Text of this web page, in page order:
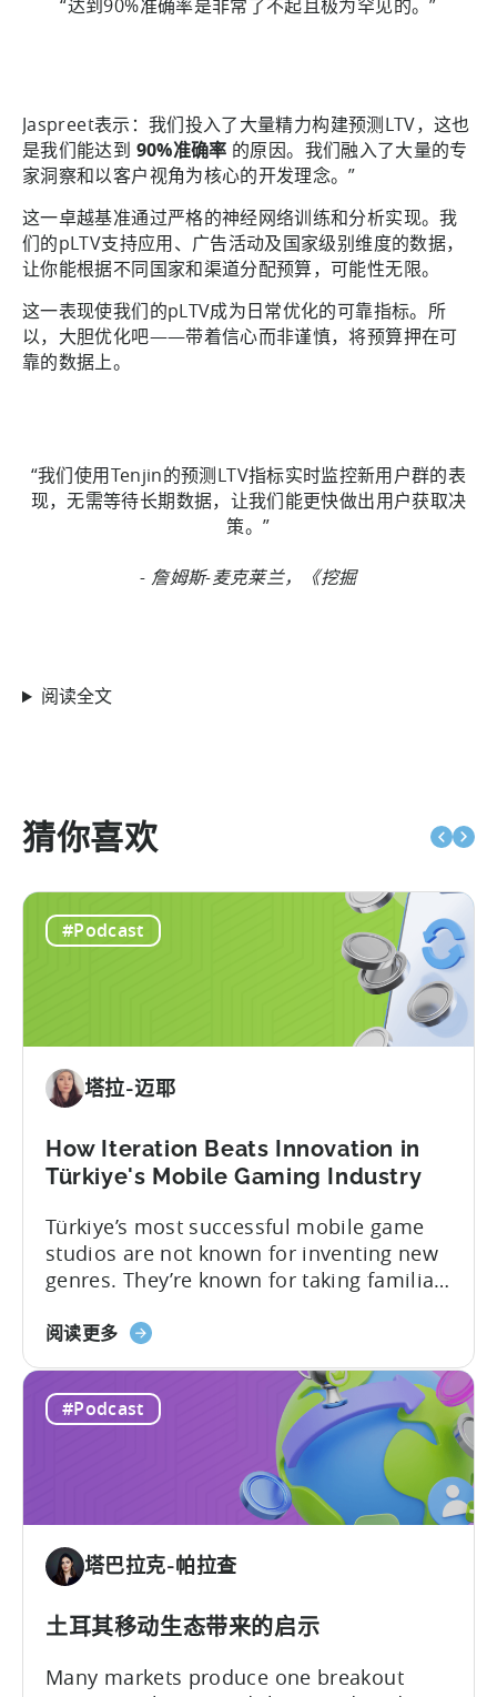
“达到90%准确率是非常了不起且极为罕见的。”
Jaspreet表示：我们投入了大量精力构建预测LTV，这也
是我们能达到 90%准确率 的原因。我们融入了大量的专
家洞察和以客户视角为核心的开发理念。”
这一卓越基准通过严格的神经网络训练和分析实现。我
们的pLTV支持应用、广告活动及国家级别维度的数据，
让你能根据不同国家和渠道分配预算，可能性无限。
这一表现使我们的pLTV成为日常优化的可靠指标。所
以，大胆优化吧——带着信心而非谨慎，将预算押在可
靠的数据上。
“我们使用Tenjin的预测LTV指标实时监控新用户群的表
现，无需等待长期数据，让我们能更快做出用户获取决
策。”
- 詹姆斯-麦克莱兰，《挖掘
阅读全文
猜你喜欢
#Podcast
塔拉-迈耶
How Iteration Beats Innovation in
Türkiye's Mobile Gaming Industry
Türkiye’s most successful mobile game
studios are not known for inventing new
genres. They’re known for taking familiar
exceptionally well. That was one of the
conversation between Tenjin Country
Manager and Account Executive Tabarak
Paracha and Batuhan Avucan, founder of
Mobidictum, on Tenjin ROI 101. Turkish...
阅读更多about
Iteration
Gaming
#Podcast
塔巴拉克-帕拉查
土耳其移动生态带来的启示
Many markets produce one breakout